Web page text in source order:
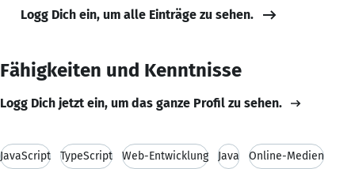
Logg Dich ein, um alle Einträge zu sehen.
Fähigkeiten und Kenntnisse
Logg Dich jetzt ein, um das ganze Profil zu sehen.
JavaScript TypeScript Web-Entwicklung Java Online-Medien